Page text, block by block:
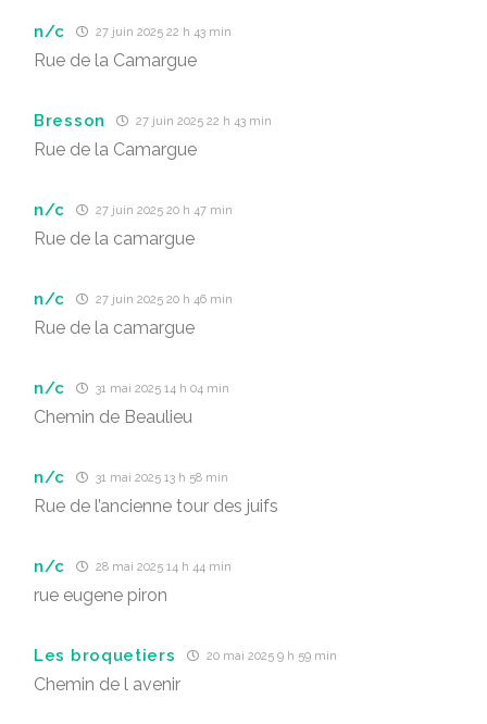
n/c 27 juin 2025 22 h 43 min
Rue de la Camargue
Bresson 27 juin 2025 22 h 43 min
Rue de la Camargue
n/c 27 juin 2025 20 h 47 min
Rue de la camargue
n/c 27 juin 2025 20 h 46 min
Rue de la camargue
n/c 31 mai 2025 14 h 04 min
Chemin de Beaulieu
n/c 31 mai 2025 13 h 58 min
Rue de l’ancienne tour des juifs
n/c 28 mai 2025 14 h 44 min
rue eugene piron
Les broquetiers 20 mai 2025 9 h 59 min
Chemin de l avenir